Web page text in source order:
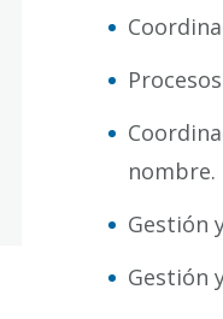
nombre.
Gestión
Gestión